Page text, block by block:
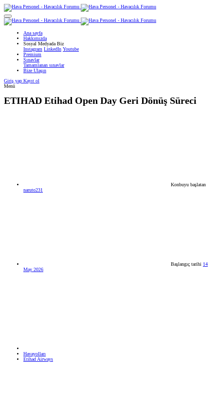
Ana sayfa
Hakkımızda
Sosyal Medyada Biz
Instagram LinkedIn Youtube
Premium
Sınavlar
Tamamlanan sınavlar
Bize Ulaşın
Giriş yap Kayıt ol
Menü
ETIHAD Etihad Open Day Geri Dönüş Süreci
Konbuyu başlatan
naruto231
Başlangıç tarihi 14
May 2026
Havayolları
Etihad Airways